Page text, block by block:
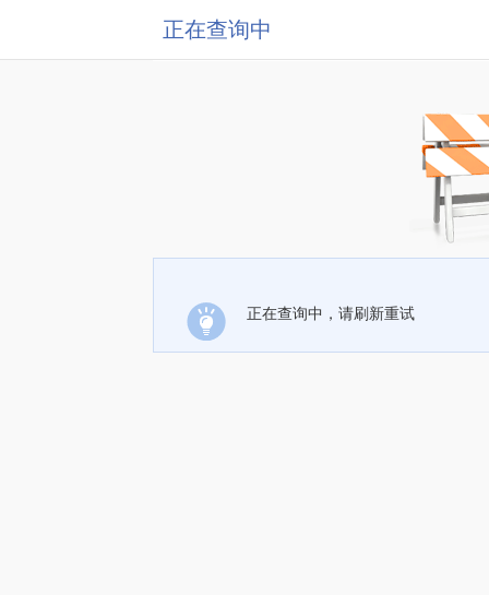
正在查询中
正在查询中，请刷新重试